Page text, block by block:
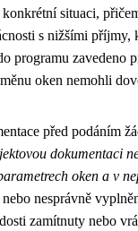
situaci,
s nižšími příjmy,
programu zavedeno
oken nemohli
před podáním
dokumentaci
oken a v
nesprávně
zamítnuty nebo